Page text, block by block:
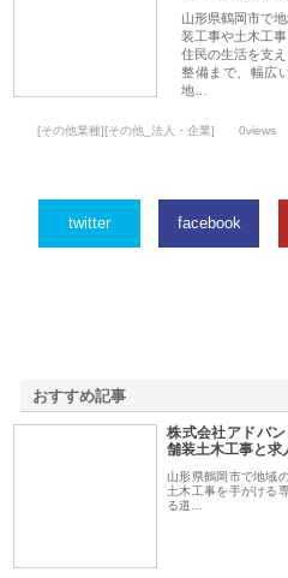
山形県鶴岡市で
装工事や土木工
住民の生活を支
整備まで、幅広
地…
[その他業種][その他_法人・企業] 0views
twitter facebook
おすすめ記事
株式会社アドバ
舗装土木工事と求
山形県鶴岡市で地域
土木工事を手がける
る道…